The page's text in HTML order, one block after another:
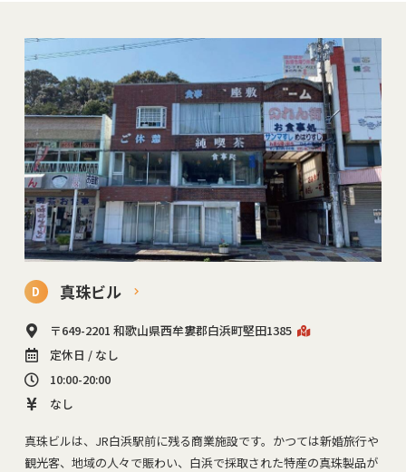
D 真珠ビル
〒649-2201 和歌山県西牟婁郡白浜町堅田1385
定休日 / なし
10:00-20:00
なし
真珠ビルは、JR白浜駅前に残る商業施設です。かつては新婚旅行や
観光客、地域の人々で賑わい、白浜で採取された特産の真珠製品が